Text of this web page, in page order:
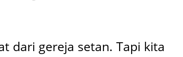
dari gereja setan. Tapi kita